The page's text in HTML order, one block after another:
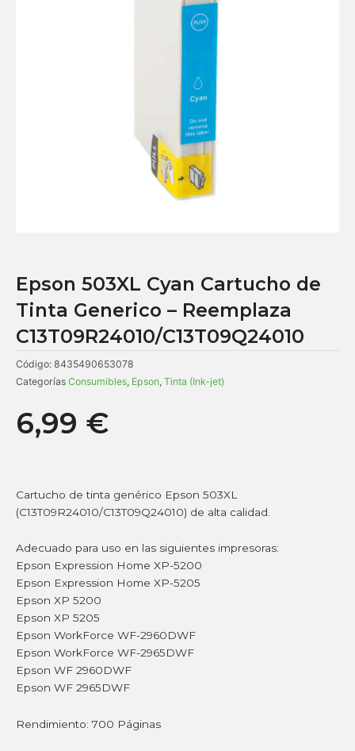
Epson 503XL Cyan Cartucho de
Tinta Generico – Reemplaza
C13T09R24010/C13T09Q24010
Código: 8435490653078
Categorías Consumibles, Epson, Tinta (Ink-jet)
6,99 €
Cartucho de tinta genérico Epson 503XL
(C13T09R24010/C13T09Q24010) de alta calidad.
Adecuado para uso en las siguientes impresoras:
Epson Expression Home XP-5200
Epson Expression Home XP-5205
Epson XP 5200
Epson XP 5205
Epson WorkForce WF-2960DWF
Epson WorkForce WF-2965DWF
Epson WF 2960DWF
Epson WF 2965DWF
Rendimiento: 700 Páginas